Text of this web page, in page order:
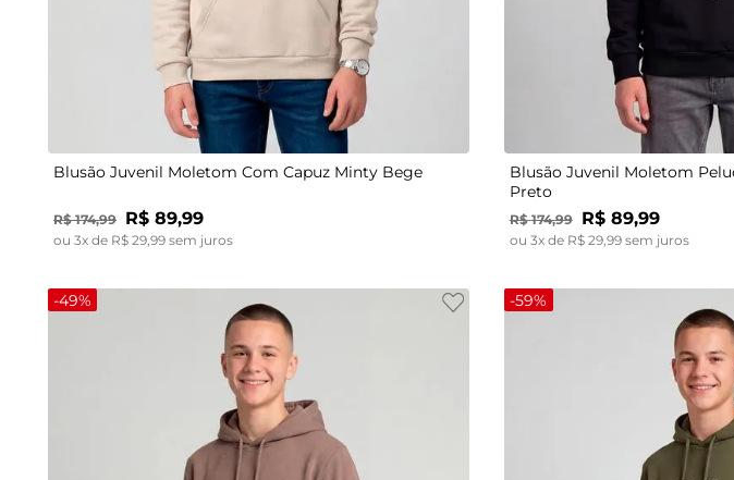
12 16
Blusão Juvenil Moletom Com Capuz Minty Bege
R$ 174,99 R$ 89,99
ou 3x de R$ 29,99 sem juros
14
Blusão Juvenil Moletom
Preto
R$ 174,99 R$ 89,99
ou 3x de R$ 29,99sem juros
-49% -59%